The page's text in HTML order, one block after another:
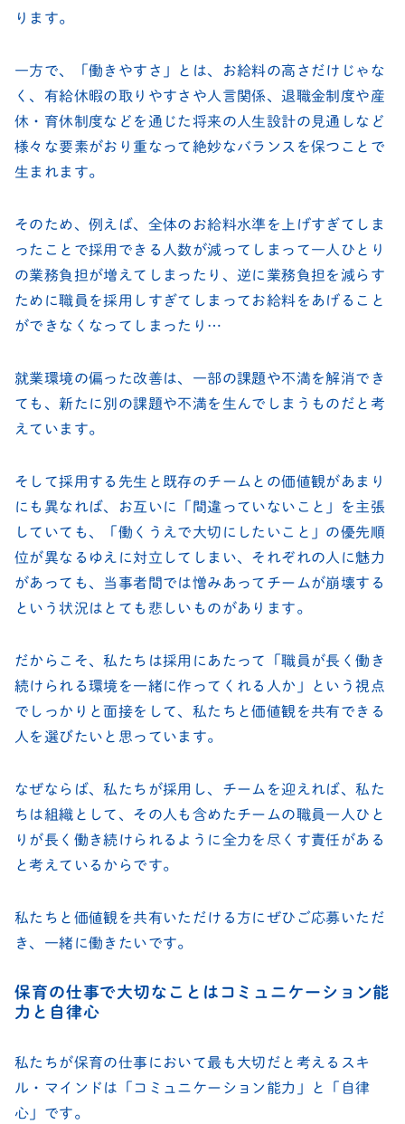
ります。
一方で、「働きやすさ」とは、お給料の高さだけじゃな
く、有給休暇の取りやすさや人言関係、退職金制度や産
休・育休制度などを通じた将来の人生設計の見通しなど
様々な要素がおり重なって絶妙なバランスを保つことで
生まれます。
そのため、例えば、全体のお給料水準を上げすぎてしま
ったことで採用できる人数が減ってしまって一人ひとり
の業務負担が増えてしまったり、逆に業務負担を減らす
ために職員を採用しすぎてしまってお給料をあげること
ができなくなってしまったり…
就業環境の偏った改善は、一部の課題や不満を解消でき
ても、新たに別の課題や不満を生んでしまうものだと考
えています。
そして採用する先生と既存のチームとの価値観があまり
にも異なれば、お互いに「間違っていないこと」を主張
していても、「働くうえで大切にしたいこと」の優先順
位が異なるゆえに対立してしまい、それぞれの人に魅力
があっても、当事者間では憎みあってチームが崩壊する
という状況はとても悲しいものがあります。
だからこそ、私たちは採用にあたって「職員が長く働き
続けられる環境を一緒に作ってくれる人か」という視点
でしっかりと面接をして、私たちと価値観を共有できる
人を選びたいと思っています。
なぜならば、私たちが採用し、チームを迎えれば、私た
ちは組織として、その人も含めたチームの職員一人ひと
りが長く働き続けられるように全力を尽くす責任がある
と考えているからです。
私たちと価値観を共有いただける方にぜひご応募いただ
き、一緒に働きたいです。
保育の仕事で大切なことはコミュニケーション能
力と自律心
私たちが保育の仕事において最も大切だと考えるスキ
ル・マインドは「コミュニケーション能力」と「自律
心」です。